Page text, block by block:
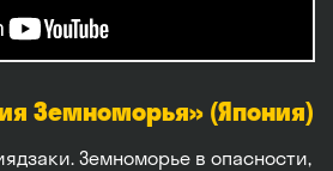
Земноморья» (Япония)
Земноморье в опасности,